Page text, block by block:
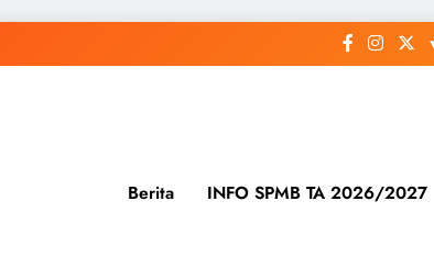
Berita INFO SPMB TA 2026/2027